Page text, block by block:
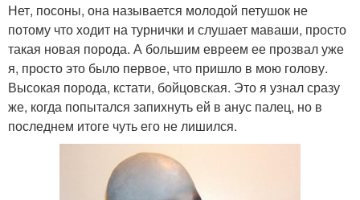
Нет, посоны, она называется молодой петушок не
потому что ходит на турнички и слушает маваши, просто
такая новая порода. А большим евреем ее прозвал уже
я, просто это было первое, что пришло в мою голову.
Высокая порода, кстати, бойцовская. Это я узнал сразу
же, когда попытался запихнуть ей в анус палец, но в
последнем итоге чуть его не лишился.